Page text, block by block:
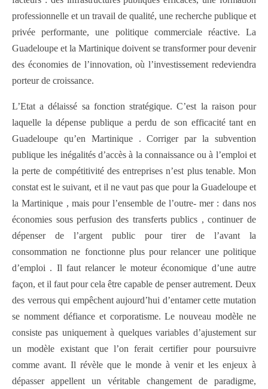
professionnelle et un travail de qualité, une recherche publique et
privée performante, une politique commerciale réactive. La
Guadeloupe et la Martinique doivent se transformer pour devenir
des économies de l’innovation, où l’investissement redeviendra
porteur de croissance.
L’Etat a délaissé sa fonction stratégique. C’est la raison pour
laquelle la dépense publique a perdu de son efficacité tant en
Guadeloupe qu’en Martinique . Corriger par la subvention
publique les inégalités d’accès à la connaissance ou à l’emploi et
la perte de compétitivité des entreprises n’est plus tenable. Mon
constat est le suivant, et il ne vaut pas que pour la Guadeloupe et
la Martinique , mais pour l’ensemble de l’outre- mer : dans nos
économies sous perfusion des transferts publics , continuer de
dépenser de l’argent public pour tirer de l’avant la
consommation ne fonctionne plus pour relancer une politique
d’emploi . Il faut relancer le moteur économique d’une autre
façon, et il faut pour cela être capable de penser autrement. Deux
des verrous qui empêchent aujourd’hui d’entamer cette mutation
se nomment défiance et corporatisme. Le nouveau modèle ne
consiste pas uniquement à quelques variables d’ajustement sur
un modèle existant que l’on ferait certifier pour poursuivre
comme avant. Il révèle que le monde à venir et les enjeux à
dépasser appellent un véritable changement de paradigme,